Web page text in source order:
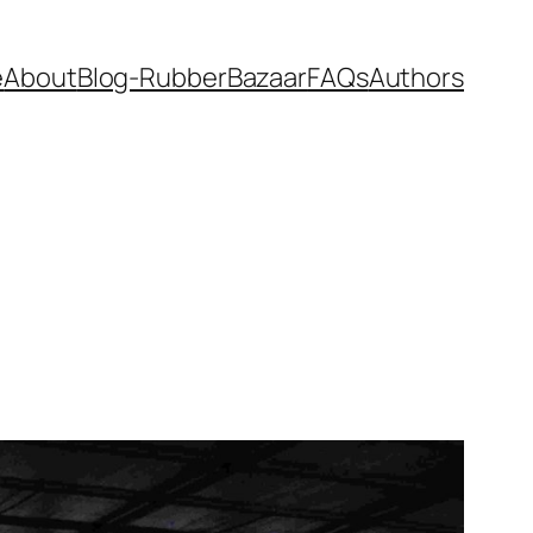
AboutBlog-RubberBazaarFAQsAuthors